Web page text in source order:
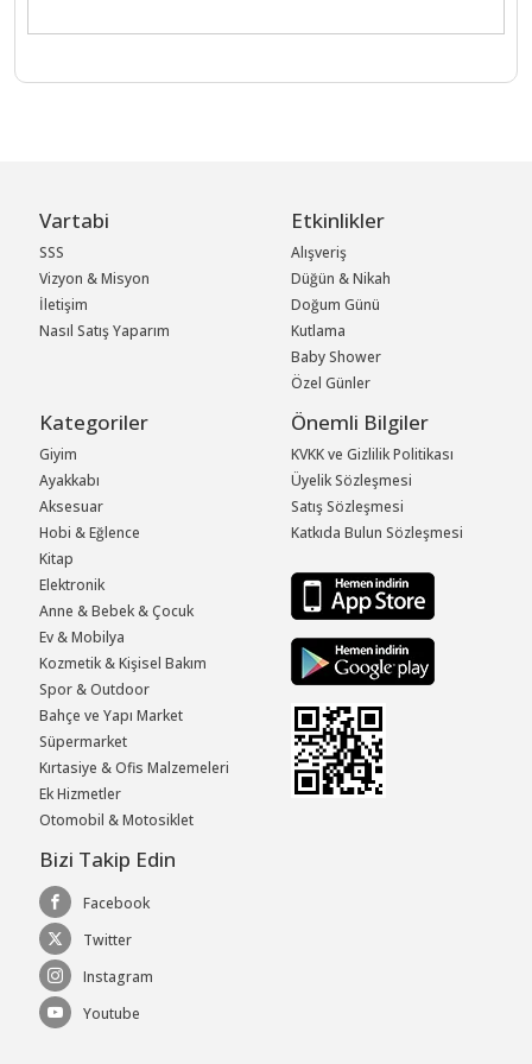
Vartabi
SSS
Vizyon & Misyon
İletişim
Nasıl Satış Yaparım
Etkinlikler
Alışveriş
Düğün & Nikah
Doğum Günü
Kutlama
Baby Shower
Özel Günler
Kategoriler
Giyim
Ayakkabı
Aksesuar
Hobi & Eğlence
Kitap
Elektronik
Anne & Bebek & Çocuk
Ev & Mobilya
Kozmetik & Kişisel Bakım
Spor & Outdoor
Bahçe ve Yapı Market
Süpermarket
Kırtasiye & Ofis Malzemeleri
Ek Hizmetler
Otomobil & Motosiklet
Önemli Bilgiler
KVKK ve Gizlilik Politikası
Üyelik Sözleşmesi
Satış Sözleşmesi
Katkıda Bulun Sözleşmesi
Bizi Takip Edin
Facebook
Twitter
Instagram
Youtube